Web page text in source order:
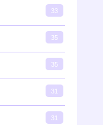
33
35
35
31
31